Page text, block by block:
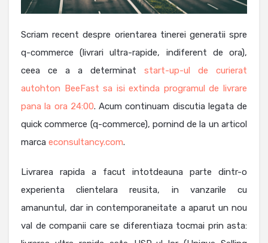
Scriam recent despre orientarea tinerei generatii spre
q-commerce (livrari ultra-rapide, indiferent de ora),
ceea ce a a determinat start-up-ul de curierat
autohton BeeFast sa isi extinda programul de livrare
pana la ora 24:00. Acum continuam discutia legata de
quick commerce (q-commerce), pornind de la un articol
marca econsultancy.com.
Livrarea rapida a facut intotdeauna parte dintr-o
experienta clientelara reusita, in vanzarile cu
amanuntul, dar in contemporaneitate a aparut un nou
val de companii care se diferentiaza tocmai prin asta: